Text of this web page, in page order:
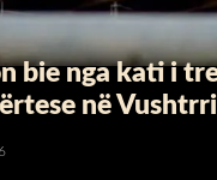
bie nga kati i
në Vushtrri